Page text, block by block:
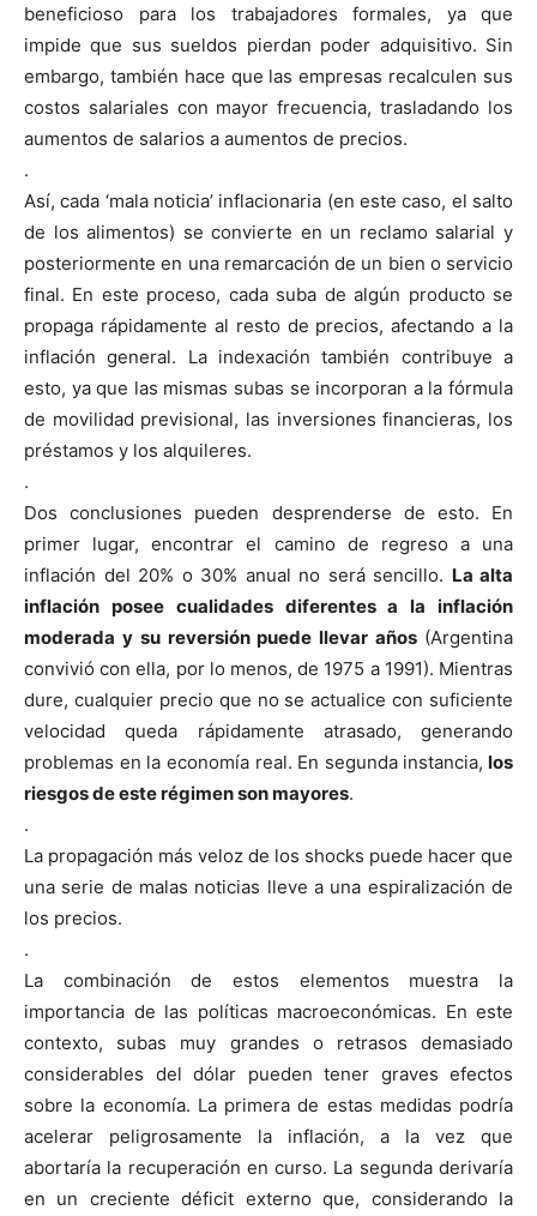
beneficioso para los trabajadores formales, ya que
impide que sus sueldos pierdan poder adquisitivo. Sin
embargo, también hace que las empresas recalculen sus
costos salariales con mayor frecuencia, trasladando los
aumentos de salarios a aumentos de precios.
.
Así, cada ‘mala noticia’ inflacionaria (en este caso, el salto
de los alimentos) se convierte en un reclamo salarial y
posteriormente en una remarcación de un bien o servicio
final. En este proceso, cada suba de algún producto se
propaga rápidamente al resto de precios, afectando a la
inflación general. La indexación también contribuye a
esto, ya que las mismas subas se incorporan a la fórmula
de movilidad previsional, las inversiones financieras, los
préstamos y los alquileres.
.
Dos conclusiones pueden desprenderse de esto. En
primer lugar, encontrar el camino de regreso a una
inflación del 20% o 30% anual no será sencillo. La alta
inflación posee cualidades diferentes a la inflación
moderada y su reversión puede llevar años (Argentina
convivió con ella, por lo menos, de 1975 a 1991). Mientras
dure, cualquier precio que no se actualice con suficiente
velocidad queda rápidamente atrasado, generando
problemas en la economía real. En segunda instancia, los
riesgos de este régimen son mayores.
.
La propagación más veloz de los shocks puede hacer que
una serie de malas noticias lleve a una espiralización de
los precios.
.
La combinación de estos elementos muestra la
importancia de las políticas macroeconómicas. En este
contexto, subas muy grandes o retrasos demasiado
considerables del dólar pueden tener graves efectos
sobre la economía. La primera de estas medidas podría
acelerar peligrosamente la inflación, a la vez que
abortaría la recuperación en curso. La segunda derivaría
en un creciente déficit externo que, considerando la